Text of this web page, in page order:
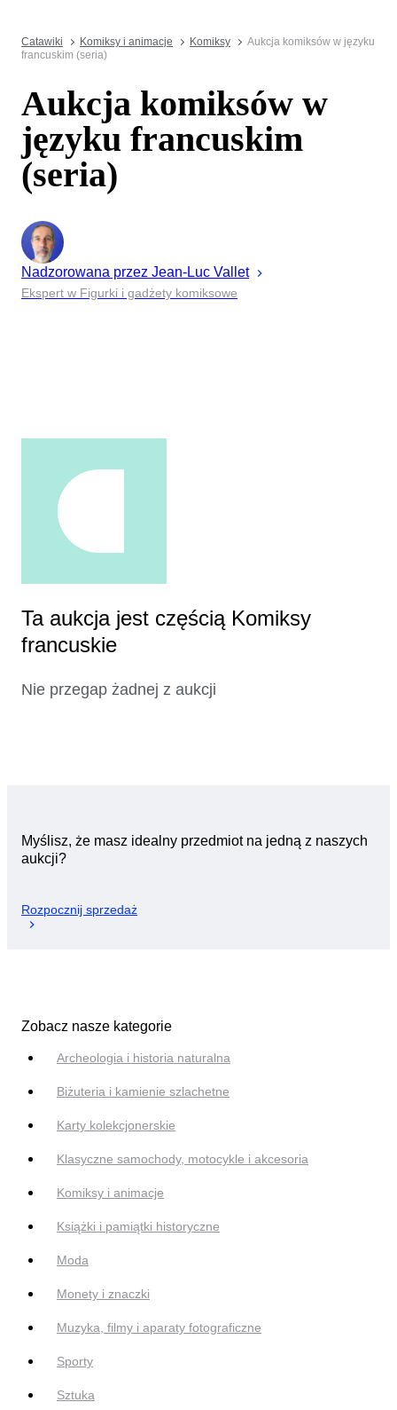
Catawiki Komiksy i animacje Komiksy
Aukcja komiksów w języku
francuskim (seria)
Aukcja komiksów w
języku francuskim
(seria)
Nadzorowana przez Jean-Luc Vallet
Ekspert w Figurki i gadżety komiksowe
Ta aukcja jest częścią Komiksy
francuskie
Nie przegap żadnej z aukcji
Myślisz, że masz idealny przedmiot na jedną z naszych
aukcji?
Rozpocznij sprzedaż
Zobacz nasze kategorie
Archeologia i historia naturalna
Biżuteria i kamienie szlachetne
Karty kolekcjonerskie
Klasyczne samochody, motocykle i akcesoria
Komiksy i animacje
Książki i pamiątki historyczne
Moda
Monety i znaczki
Muzyka, filmy i aparaty fotograficzne
Sporty
Sztuka